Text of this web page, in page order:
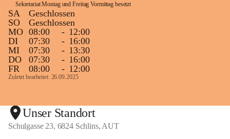
Sekretariat Montag und Freitag Vormittag besetzt
SA
Geschlossen
SO
Geschlossen
MO 08:00 - 12:00
DI
07:30 - 16:00
MI
07:30 - 13:30
DO
07:30 - 16:00
FR
08:00 - 12:00
Zuletzt bearbeitet: 26.09.2025
Unser Standort
Schulgasse 23, 6824 Schlins, AUT